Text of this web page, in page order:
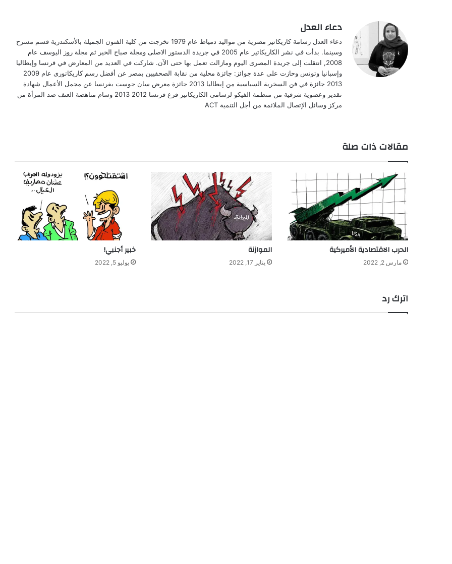
دعاء العدل
دعاء العدل رسامة كاريكاتير مصرية من مواليد دمياط عام 1979 تخرجت من كلية الفنون الجميلة بالأسكندرية قسم مسرح
وسينما. بدأت في نشر الكاريكاتير عام 2005 في جريدة الدستور الاصلى ومجلة صباح الخير ثم مجلة روز اليوسف عام
2008, انتقلت إلى جريدة المصرى اليوم ومازالت تعمل بها حتى الآن. شاركت في العديد من المعارض في فرنسا وإيطاليا
وإسبانيا وتونس وحازت على عدة جوائز: جائزة محلية من نقابة الصحفيين بمصر عن أفضل رسم كاريكاتورى عام 2009
2013 جائزة في فن السخرية السياسية من إيطاليا 2013 جائزة معرض سان جوست بفرنسا عن مجمل الأعمال شهادة
تقدير وعضوية شرفية من منظمة الفيكو لرسامى الكاريكاتير فرع فرنسا 2012 2013 وسام مناهضة العنف ضد المرأة من
مركز وسائل الإتصال الملائمة من أجل التنمية ACT
مقالات ذات صلة
الحرب الاقتصادية الأميركية
مارس 2, 2022
الموازنة
يناير 17, 2022
خبير أجنبي!
يوليو 5, 2022
اترك رد